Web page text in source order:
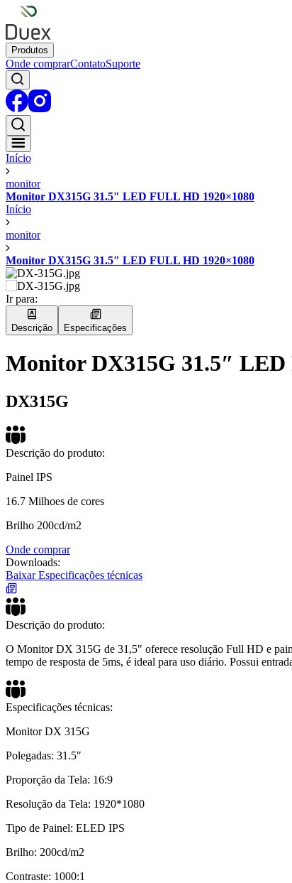
Produtos
Onde comprarContatoSuporte
Início
monitor
Monitor DX315G 31.5″ LED FULL HD 1920×1080
Início
monitor
Monitor DX315G 31.5″ LED FULL HD 1920×1080
Ir para:
Descrição Especificações
Monitor DX315G 31.5″ LED
DX315G
Descrição do produto:
Painel IPS
16.7 Milhoes de cores
Brilho 200cd/m2
Onde comprar
Downloads:
Baixar Especificações técnicas
Descrição do produto:
O Monitor DX 315G de 31,5" oferece resolução Full HD e
tempo de resposta de 5ms, é ideal para uso diário. Possui
Especificações técnicas:
Monitor DX 315G
Polegadas: 31.5″
Proporção da Tela: 16:9
Resolução da Tela: 1920*1080
Tipo de Painel: ELED IPS
Brilho: 200cd/m2
Contraste: 1000:1